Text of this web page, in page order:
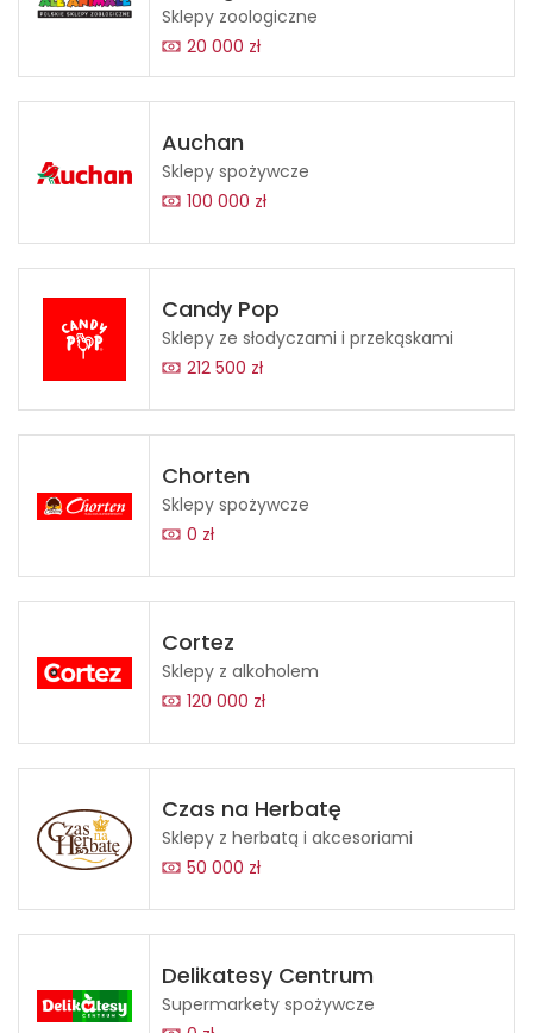
Sklepy zoologiczne
20 000 zł
Auchan
Sklepy spożywcze
100 000 zł
Candy Pop
Sklepy ze słodyczami i przekąskami
212 500 zł
Chorten
Sklepy spożywcze
0 zł
Cortez
Sklepy z alkoholem
120 000 zł
Czas na Herbatę
Sklepy z herbatą i akcesoriami
50 000 zł
Delikatesy Centrum
Supermarkety spożywcze